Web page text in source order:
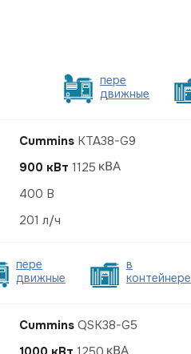
пере
движные
Cummins KTA38-G9
900 кВт 1125
400 В
201 л/ч
пере
движные
в
контейнере
Cummins QSK38-G5